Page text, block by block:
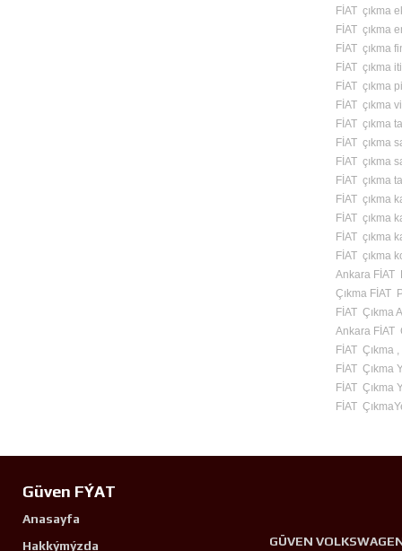
FİAT çıkma
FİAT çıkma
FİAT çıkma
FİAT çıkma
FİAT çıkma
FİAT çıkma
FİAT çıkma
FİAT çıkma
FİAT çıkma
FİAT çıkma
FİAT çıkma
FİAT çıkma
FİAT çıkma
FİAT çıkma
Ankara FİAT
Çıkma FİAT
FİAT Çıkma
Ankara FİAT
FİAT Çıkma ,
FİAT Çıkma
FİAT Çıkma
FİAT
Güven FÝAT
Anasayfa
Hakkýmýzda
GÜVEN